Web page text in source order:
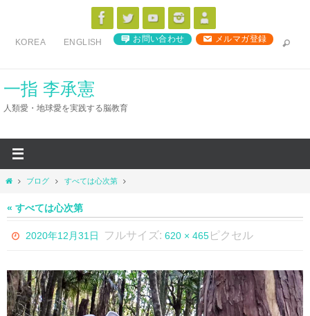
ス
KOREA ENGLISH お問い合わせ メルマガ登録
一指 李承憲
人類愛・地球愛を実践する脳教育
ホ
ム
ブログ すべては心次第
« すべては心次第
2020年12月31日 フルサイズ:620 × 465ピクセル